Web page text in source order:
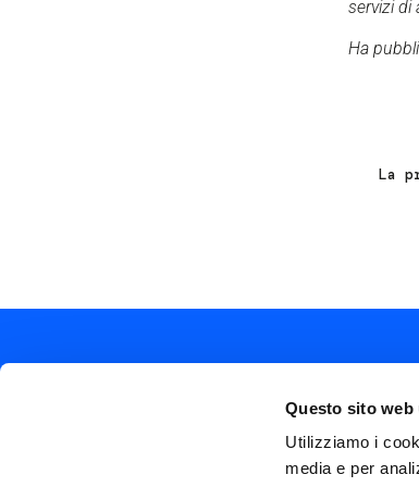
Questo sito
Utilizziamo i
media e per
servizi di
Ha
La